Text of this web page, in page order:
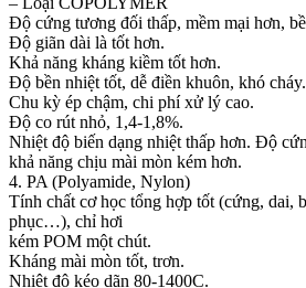
Độ cứng tương đối thấp, mềm mại hơn,
Độ giãn dài là tốt hơn.
Khả năng kháng kiềm tốt hơn.
Độ bền nhiệt tốt, dễ điền khuôn, khó cháy.
Chu kỳ ép chậm, chi phí xử lý cao.
Độ co rút nhỏ, 1,4-1,8%.
Nhiệt độ biến dạng nhiệt thấp hơn. Độ
khả năng chịu mài mòn kém hơn.
4. PA (Polyamide, Nylon)
Tính chất cơ học tổng hợp tốt (cứng, dai,
phục…), chỉ hơi
kém POM một chút.
Kháng mài mòn tốt, trơn.
Nhiệt độ kéo dãn 80-1400C.